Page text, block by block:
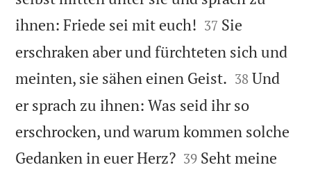
ihnen: Friede sei mit euch! 

37 Sie
erschraken aber und fürchteten sich und
meinten, sie sähen einen Geist. 

38 Und
er sprach zu ihnen: Was seid ihr so
erschrocken, und warum kommen solche
Gedanken in euer Herz?
39 Seht meine